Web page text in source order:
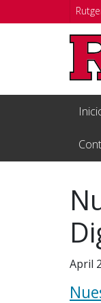
Skip to main
April